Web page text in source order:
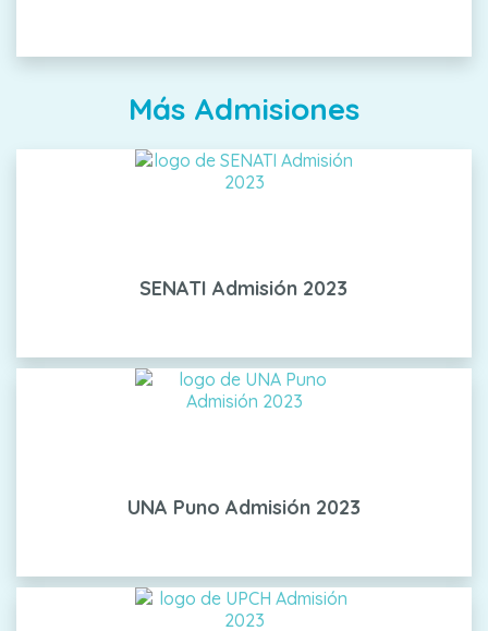
Más Admisiones
SENATI Admisión 2023
UNA Puno Admisión 2023